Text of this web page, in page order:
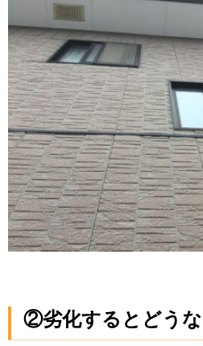
②劣化するとどうな